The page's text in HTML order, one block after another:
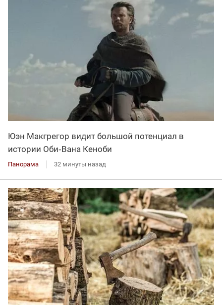
Юэн Макгрегор видит большой потенциал в
истории Оби‑Вана Кеноби
Панорама 32 минуты назад